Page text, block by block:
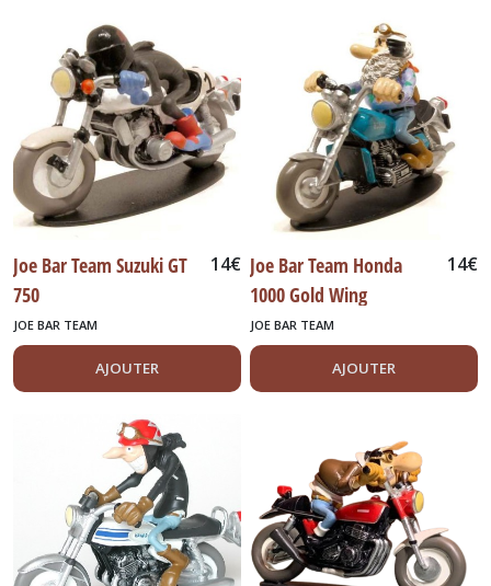
Joe Bar Team Suzuki GT
750
14€
JOE BAR TEAM
AJOUTER
Joe Bar Team Honda
1000 Gold Wing
14€
JOE BAR TEAM
AJOUTER
Radio
commandes
(6)
Movie
Ciné
(19)
Norev
(38)
Publicitaires
(112)